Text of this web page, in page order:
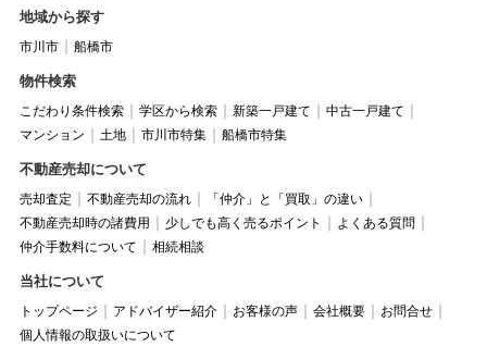
地域から探す
市川市 船橋市
物件検索
こだわり条件検索 学区から検索 新築一戸建て
中古一戸建て
マンション
土地 市川市特集 船橋市特集
不動産売却について
売却査定 不動産売却の流れ
「仲介」と「買取」の違い
不動産売却時の諸費用
少しでも高く売るポイント
よくある質問
仲介手数料について
相続相談
当社について
トップページ アドバイザー紹介 お客様の声 会社概要
お問合せ
個人情報の取扱いについて